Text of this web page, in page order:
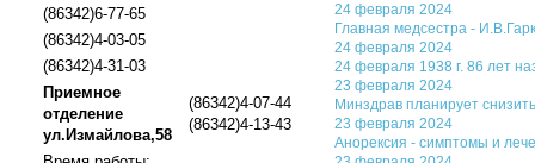
(86342)6-77-65
(86342)4-03-05
(86342)4-31-03
Приемное
отделение
ул.Измайлова,58
(86342)4-07-44
(86342)4-13-43
24 февраля 2024
Главная медсестра -
24 февраля 2024
24 февраля 1938 г. 86 лет
23 февраля 2024
Минздрав планирует
23 февраля 2024
Анорексия - симптомы и